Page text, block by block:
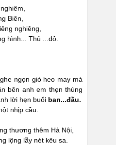
Biên,
nghiêng,
hình... Thủ ...đô.
ngọn gió heo may mà
bên anh em thẹn thùng
lời hẹn buổi ban...đầu.
nhịp cầu.
thương thêm Hà Nội,
lộng lẫy nét kêu sa.